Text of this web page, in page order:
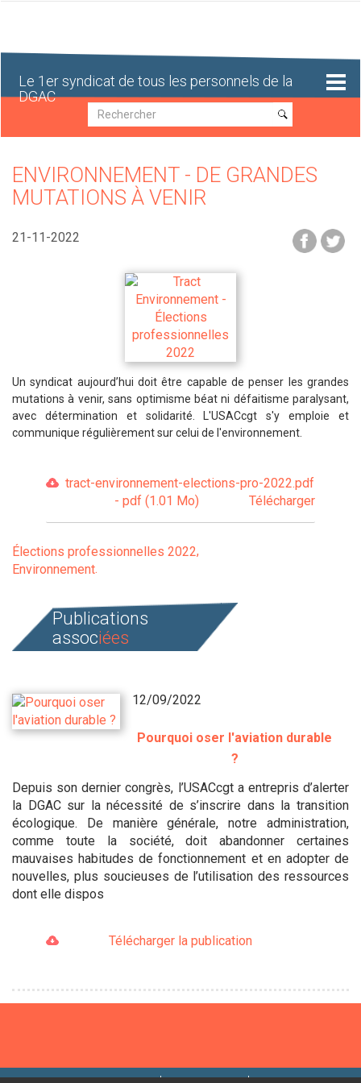
Le 1er syndicat de tous les personnels de la
DGAC
Recherche
Recherche
ENVIRONNEMENT - DE GRANDES
MUTATIONS À VENIR
21-11-2022
Un syndicat aujourd’hui doit être capable de penser les grandes
mutations à venir, sans optimisme béat ni défaitisme paralysant,
avec détermination et solidarité. L'USACcgt s'y emploie et
communique régulièrement sur celui de l'environnement.
tract-environnement-elections-pro-2022.pdf
- pdf (1.01 Mo)
Télécharger
Élections professionnelles 2022
Environnement
Publications
associées
12/09/2022
Pourquoi oser l'aviation durable
?
Depuis son dernier congrès, l’USACcgt a entrepris d’alerter
la DGAC sur la nécessité de s’inscrire dans la transition
écologique. De manière générale, notre administration,
comme toute la société, doit abandonner certaines
mauvaises habitudes de fonctionnement et en adopter de
nouvelles, plus soucieuses de l’utilisation des ressources
dont elle dispos
Télécharger la publication